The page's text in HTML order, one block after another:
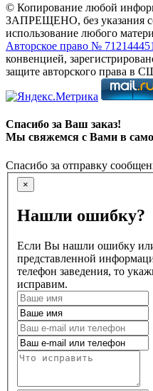
© Копирование любой
ЗАПРЕЩЕНО, без указания
использование любого
Авторское право № 712144451
конвенцией,
защите авторского права в
Спасибо за Ваш заказ!
Мы свяжемся с Вами в
Спасибо за отправку
×
Нашли ошибку?
Если Вы нашли ошибку
представленной
телефон заведения, то
исправим.